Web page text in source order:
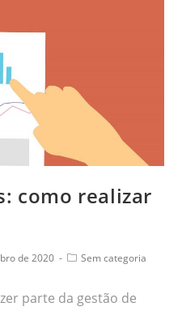
como realizar
de 2020 Sem categoria
parte da gestão de